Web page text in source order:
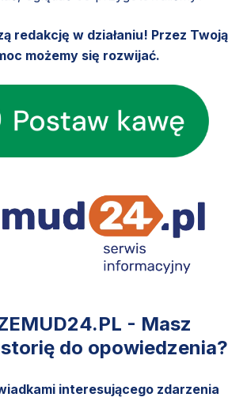
redakcję w działaniu! Przez Twoją
możemy się rozwijać.
- Masz
do opowiedzenia?
interesującego zdarzenia